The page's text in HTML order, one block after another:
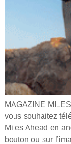
MAGAZINE
vous souhaitez
Miles Ahead en
bouton ou sur